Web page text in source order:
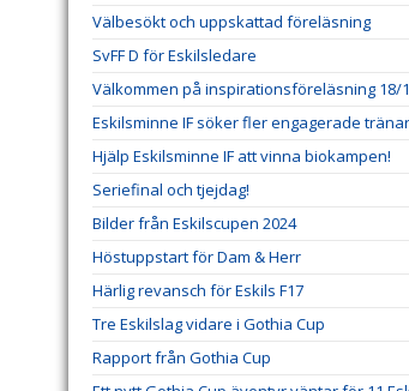
Välbesökt och uppskattad föreläsning
SvFF D för Eskilsledare
Välkommen på inspirationsföreläsning 18/
Eskilsminne IF söker fler engagerade
Hjälp Eskilsminne IF att vinna biokampen!
Seriefinal och tjejdag!
Bilder från Eskilscupen 2024
Höstuppstart för Dam & Herr
Härlig revansch för Eskils F17
Tre Eskilslag vidare i Gothia Cup
Rapport från Gothia Cup